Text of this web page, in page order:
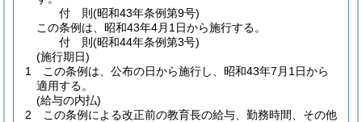
付 則(昭和43年条例第9号)
この条例は、昭和43年4月1日から施行する。
付 則(昭和44年条例第3号)
(施行期日)
1
この条例は、公布の日から施行し、昭和43年7月1日から
適用する。
(給与の内払)
2
この条例による改正前の教育長の給与、勤務時間、その他